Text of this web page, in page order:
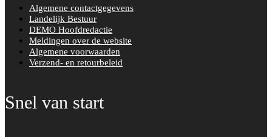
Algemene contactgegevens
Landelijk Bestuur
DEMO Hoofdredactie
Meldingen over de website
Algemene voorwaarden
Verzend- en retourbeleid
Snel van start